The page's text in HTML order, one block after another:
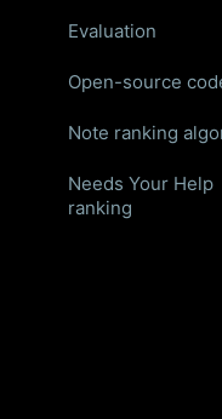
Evaluation
Open-source
Note ranking
Needs Your Help
ranking